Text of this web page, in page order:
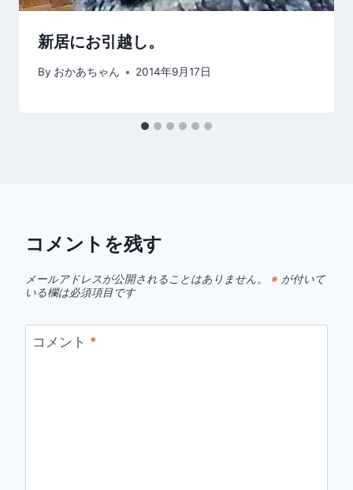
新居にお引越し。
By おかあちゃん 2014年9月17日
コメントを残す
メールアドレスが公開されることはありません。 ※ が付いて
いる欄は必須項目です
コメント *